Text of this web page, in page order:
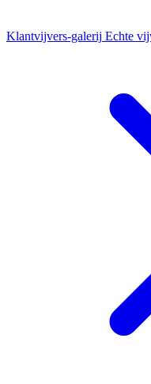
Klantvijvers-galerij Echte